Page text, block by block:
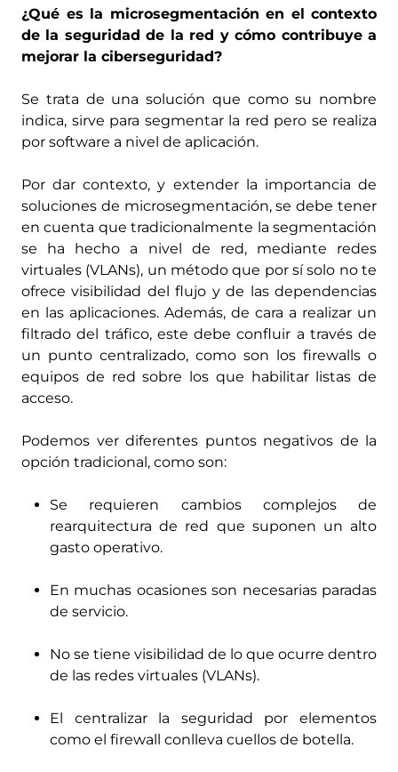
¿Qué es la microsegmentación en el contexto
de la seguridad de la red y cómo contribuye a
mejorar la ciberseguridad?
Se trata de una solución que como su nombre
indica, sirve para segmentar la red pero se realiza
por software a nivel de aplicación.
Por dar contexto, y extender la importancia de
soluciones de microsegmentación, se debe tener
en cuenta que tradicionalmente la segmentación
se ha hecho a nivel de red, mediante redes
virtuales (VLANs), un método que por sí solo no te
ofrece visibilidad del flujo y de las dependencias
en las aplicaciones. Además, de cara a realizar un
filtrado del tráfico, este debe confluir a través de
un punto centralizado, como son los firewalls o
equipos de red sobre los que habilitar listas de
acceso.
Podemos ver diferentes puntos negativos de la
opción tradicional, como son:
Se requieren cambios complejos de
rearquitectura de red que suponen un alto
gasto operativo.
En muchas ocasiones son necesarias paradas
de servicio.
No se tiene visibilidad de lo que ocurre dentro
de las redes virtuales (VLANs).
El centralizar la seguridad por elementos
como el firewall conlleva cuellos de botella.